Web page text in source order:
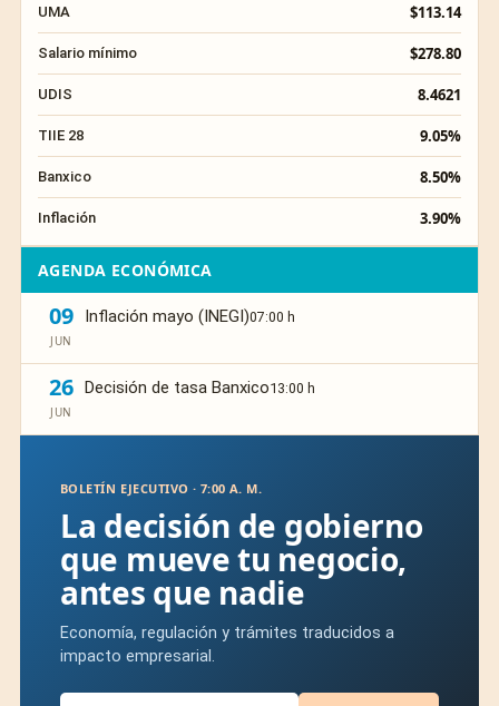
UMA $113.14
Salario mínimo $278.80
UDIS 8.4621
TIIE 28 9.05%
Banxico 8.50%
Inflación 3.90%
AGENDA ECONÓMICA
09
JUN
Inflación mayo (INEGI)07:00 h
26
JUN
Decisión de tasa Banxico13:00 h
BOLETÍN EJECUTIVO · 7:00 A. M.
La decisión de gobierno
que mueve tu negocio,
antes que nadie
Economía, regulación y trámites traducidos a
impacto empresarial.